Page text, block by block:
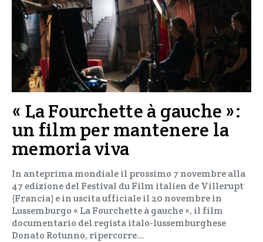
« La Fourchette à gauche »:
un film per mantenere la
memoria viva
In anteprima mondiale il prossimo 7 novembre alla
47 edizione del Festival du Film italien de Villerupt
(Francia) e in uscita ufficiale il 20 novembre in
Lussemburgo « La Fourchette à gauche », il film
documentario del regista italo-lussemburghese
Donato Rotunno, ripercorre…